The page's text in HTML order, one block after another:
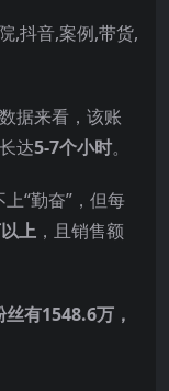
据来看，该账
达5-7个小时。
“勤奋”，但每
上 ，且销售额
有1548.6万，